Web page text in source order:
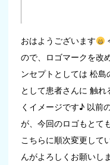
おはようございます
ので、ロゴマークを改
ンセプトとしては 松
として患者さんに 触
くイメージです♪ 以前
が、今回のロゴもとて
こちらに順次変更して
んがよろしくお願いし